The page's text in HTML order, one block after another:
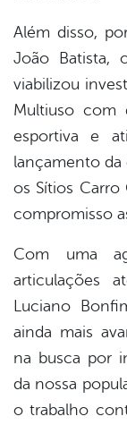
Além disso,
João Batista,
viabilizou
Multiuso com
esportiva e
lançamento da
os Sítios Carro
compromisso
Com uma
articulações
Luciano
ainda mais
na busca por
da nossa
o trabalho